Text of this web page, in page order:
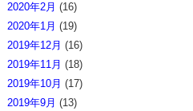
2020年2月 (16)
2020年1月 (19)
2019年12月 (16)
2019年11月 (18)
2019年10月 (17)
2019年9月 (13)